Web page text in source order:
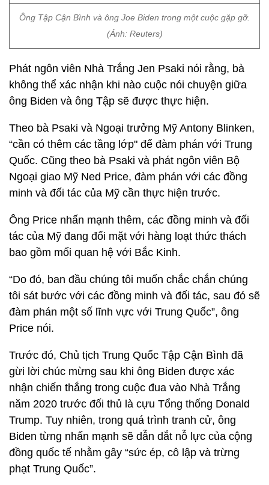
Ông Tập Cận Bình và ông Joe Biden trong một cuộc gặp gỡ.
(Ảnh: Reuters)
Phát ngôn viên Nhà Trắng Jen Psaki nói rằng, bà
không thể xác nhận khi nào cuộc nói chuyện giữa
ông Biden và ông Tập sẽ được thực hiện.
Theo bà Psaki và Ngoại trưởng Mỹ Antony Blinken,
“cần có thêm các tầng lớp" để đàm phán với Trung
Quốc. Cũng theo bà Psaki và phát ngôn viên Bộ
Ngoại giao Mỹ Ned Price, đàm phán với các đồng
minh và đối tác của Mỹ cần thực hiện trước.
Ông Price nhấn mạnh thêm, các đồng minh và đối
tác của Mỹ đang đối mặt với hàng loạt thức thách
bao gồm mối quan hệ với Bắc Kinh.
“Do đó, ban đầu chúng tôi muốn chắc chắn chúng
tôi sát bước với các đồng minh và đối tác, sau đó sẽ
đàm phán một số lĩnh vực với Trung Quốc”, ông
Price nói.
Trước đó, Chủ tịch Trung Quốc Tập Cận Bình đã
gừi lời chúc mừng sau khi ông Biden được xác
nhận chiến thắng trong cuộc đua vào Nhà Trắng
năm 2020 trước đối thủ là cựu Tổng thống Donald
Trump. Tuy nhiên, trong quá trình tranh cử, ông
Biden từng nhấn mạnh sẽ dẫn dắt nỗ lực của cộng
đồng quốc tế nhằm gây “sức ép, cô lập và trừng
phạt Trung Quốc”.